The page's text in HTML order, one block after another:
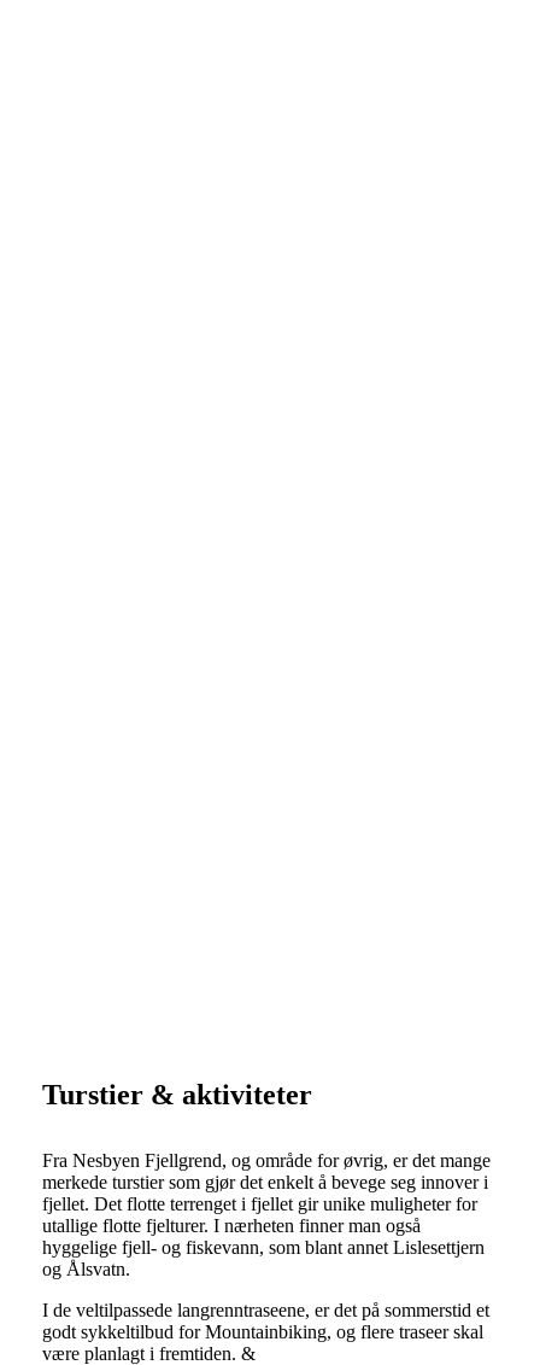
Turstier & aktiviteter
Fra Nesbyen Fjellgrend, og område for øvrig, er det mange
merkede turstier som gjør det enkelt å bevege seg innover i
fjellet. Det flotte terrenget i fjellet gir unike muligheter for
utallige flotte fjelturer. I nærheten finner man også
hyggelige fjell- og fiskevann, som blant annet Lislesettjern
og Ålsvatn.
I de veltilpassede langrenntraseene, er det på sommerstid et
godt sykkeltilbud for Mountainbiking, og flere traseer skal
være planlagt i fremtiden. &